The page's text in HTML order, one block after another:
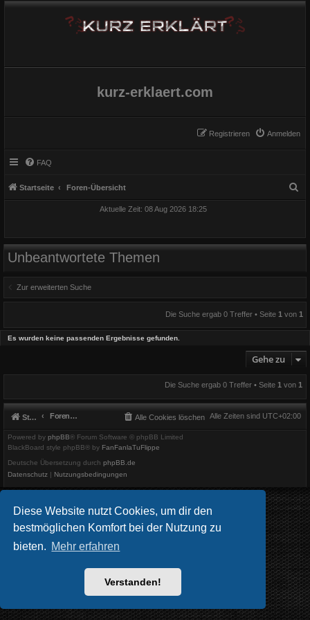
Diese Website nutzt Cookies, um dir den
bestmöglichen Komfort bei der Nutzung zu
bieten. Mehr erfahren
Verstanden!
kurz-erklaert.com
Anmelden
Registrieren
FAQ
Startseite Foren-Übersicht
Aktuelle Zeit: 08 Aug 2026 18:25
Unbeantwortete Themen
Zur erweiterten Suche
Die Suche ergab 0 Treffer • Seite 1von 1
Es wurden keine passenden Ergebnisse gefunden.
Gehe zu
Die Suche ergab 0 Treffer • Seite 1 von 1
Startseite Foren-Übersicht Alle Zeiten sind UTC+02:00
Alle Cookies löschen
Powered by phpBB® Forum Software © phpBB Limited
BlackBoard style phpBB® by FanFanlaTuFlippe
Deutsche Übersetzung durch phpBB.de
Datenschutz | Nutzungsbedingungen